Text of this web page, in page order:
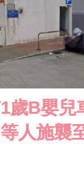
歲B嬰兒
人施襲